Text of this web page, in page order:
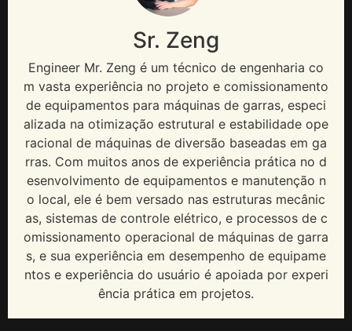
Sr. Zeng
Engineer Mr. Zeng é um técnico de engenharia co
m vasta experiência no projeto e comissionamento
de equipamentos para máquinas de garras, especi
alizada na otimização estrutural e estabilidade ope
racional de máquinas de diversão baseadas em ga
rras. Com muitos anos de experiência prática no d
esenvolvimento de equipamentos e manutenção n
o local, ele é bem versado nas estruturas mecânic
as, sistemas de controle elétrico, e processos de c
omissionamento operacional de máquinas de garra
s, e sua experiência em desempenho de equipame
ntos e experiência do usuário é apoiada por experi
ência prática em projetos.